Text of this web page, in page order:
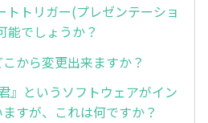
トトリガー(プレゼンテーショ
能でしょうか？
から変更出来ますか？
』というソフトウェアがイン
すが、これは何ですか？